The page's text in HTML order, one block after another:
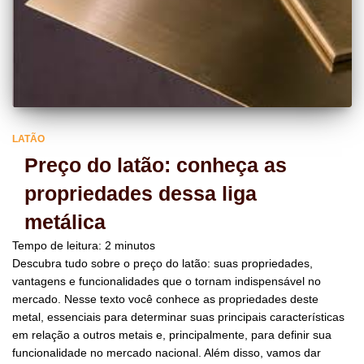
LATÃO
Preço do latão: conheça as
propriedades dessa liga
metálica
Tempo de leitura: 2 minutos
Descubra tudo sobre o preço do latão: suas propriedades,
vantagens e funcionalidades que o tornam indispensável no
mercado. Nesse texto você conhece as propriedades deste
metal, essenciais para determinar suas principais características
em relação a outros metais e, principalmente, para definir sua
funcionalidade no mercado nacional. Além disso, vamos dar